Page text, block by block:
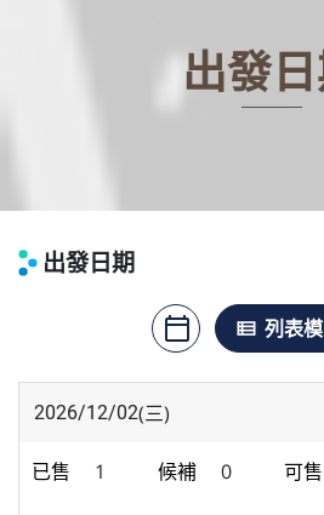
出發日
出發日期
calendar_today
月曆模式
view_list
列表模式
2026/12/02(三)
1 0